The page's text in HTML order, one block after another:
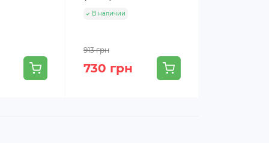
В наличии
913 грн
730 грн